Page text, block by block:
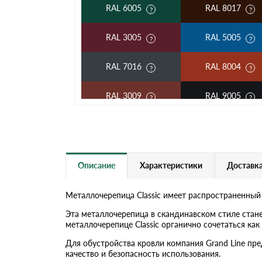
RAL 6005 RAL 8017
RAL 3005 RAL 5005
RAL 7016 RAL 8004
RAL 3009 RAL 9005
RAL 6002
RAL 6019 RAL 9003
RR 32 RR 11
Описание Характеристики
Металлочерепица Classic имеет
Эта металлочерепица в скандинавском стиле
металлочерепице Classic органично сочетаться
Для обустройства кровли компания Grand Line
качество и безопасность использования.